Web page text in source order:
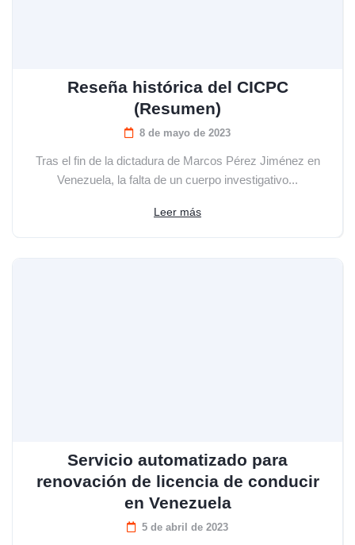
Reseña histórica del CICPC
(Resumen)
8 de mayo de 2023
Tras el fin de la dictadura de Marcos Pérez Jiménez en
Venezuela, la falta de un cuerpo investigativo...
Leer más
Servicio automatizado para
renovación de licencia de conducir
en Venezuela
5 de abril de 2023